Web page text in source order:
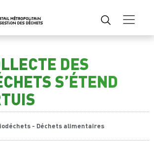
DES
S’ÉTEND
- Déchets alimentaires